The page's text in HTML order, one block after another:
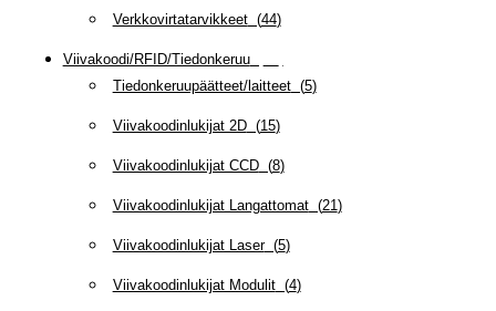
Verkkovirtatarvikkeet(44)
Viivakoodi/RFID/Tiedonkeruu(
Tiedonkeruupäätteet/laitteet(5)
Viivakoodinlukijat 2D(15)
Viivakoodinlukijat CCD(8)
Viivakoodinlukijat Langattomat(21)
Viivakoodinlukijat Laser(5)
Viivakoodinlukijat Modulit(4)